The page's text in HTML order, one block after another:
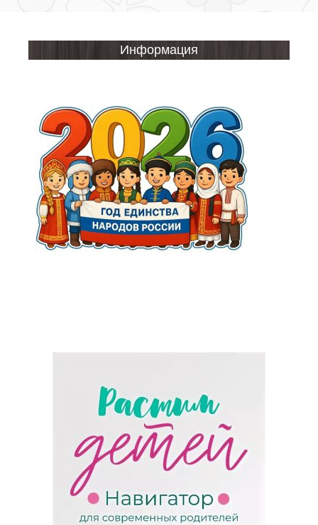
Информация